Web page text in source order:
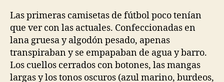
Las primeras camisetas de fútbol poco tenían
que ver con las actuales. Confeccionadas en
lana gruesa y algodón pesado, apenas
transpiraban y se empapaban de agua y barro.
Los cuellos cerrados con botones, las mangas
largas y los tonos oscuros (azul marino, burdeos,